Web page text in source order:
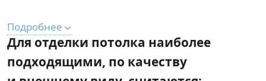
Подробнее
Для отделки потолка наиболее
подходящими, по качеству